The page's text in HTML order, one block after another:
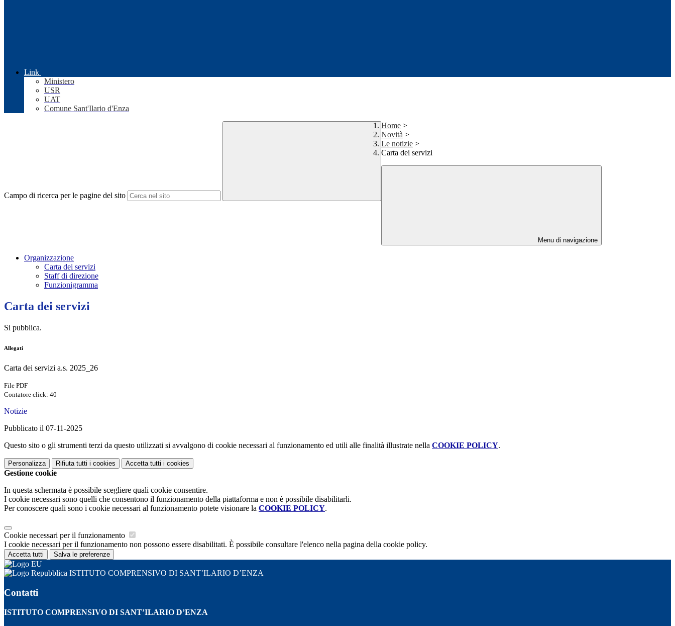
Link
Ministero
USR
UAT
Comune Sant'Ilario d'Enza
Campo di ricerca per le pagine del sito
Home >
Novità >
Le notizie >
Carta dei servizi
Menu di navigazione
Organizzazione
Carta dei servizi
Staff di direzione
Funzionigramma
Carta dei servizi
Si pubblica.
Allegati
Carta dei servizi a.s. 2025_26
File PDF
Contatore click: 40
Notizie
Pubblicato il 07-11-2025
Questo sito o gli strumenti terzi da questo utilizzati si avvalgono di cookie necessari al funzionamento ed utili alle finalità illustrate nella COOKIE POLICY.
Personalizza Rifiuta tutti i cookies Accetta tutti i cookies
Gestione cookie
In questa schermata è possibile scegliere quali cookie consentire.
I cookie necessari sono quelli che consentono il funzionamento della piattaforma e non è possibile disabilitarli.
Per conoscere quali sono i cookie necessari al funzionamento potete visionare la COOKIE POLICY.
Cookie necessari per il funzionamento
I cookie necessari per il funzionamento non possono essere disabilitati. È possibile consultare l'elenco nella pagina della cookie policy.
Accetta tutti Salva le preferenze
ISTITUTO COMPRENSIVO DI SANT’ILARIO D’ENZA
Contatti
ISTITUTO COMPRENSIVO DI SANT’ILARIO D’ENZA